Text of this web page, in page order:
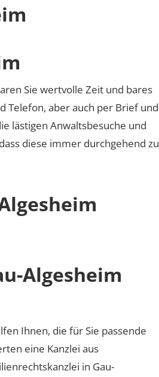
Sie wertvolle Zeit und bares
Telefon, aber auch per Brief und
lästigen Anwaltsbesuche und
diese immer durchgehend zu
Algesheim
Ihnen, die für Sie passende
eine Kanzlei aus
in Gau-